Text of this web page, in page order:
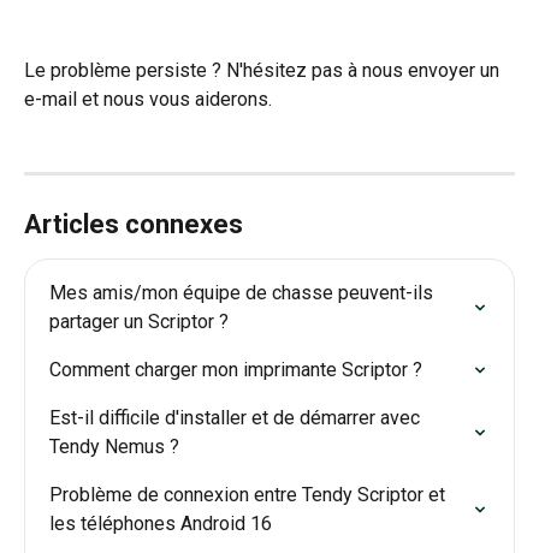
Le problème persiste ? N'hésitez pas à nous envoyer un
e-mail et nous vous aiderons.
Articles connexes
Mes amis/mon équipe de chasse peuvent-ils
partager un Scriptor ?
Comment charger mon imprimante Scriptor ?
Est-il difficile d'installer et de démarrer avec
Tendy Nemus ?
Problème de connexion entre Tendy Scriptor et
les téléphones Android 16